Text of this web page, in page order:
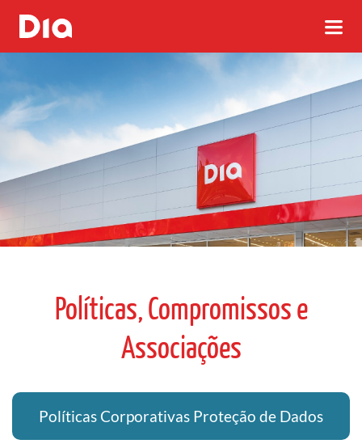
Políticas, Compromissos e
Associações
Políticas Corporativas Proteção de Dados